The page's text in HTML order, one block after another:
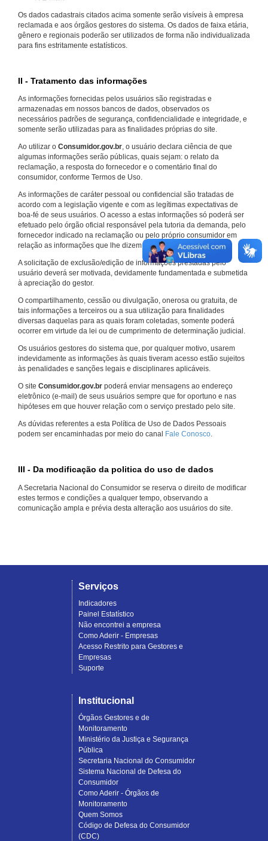
Os dados cadastrais citados acima somente serão visíveis à empresa
reclamada e aos órgãos gestores do sistema. Os dados de faixa etária,
gênero e regionais poderão ser utilizados de forma não individualizada
para fins estritamente estatísticos.
II - Tratamento das informações
As informações fornecidas pelos usuários são registradas e
armazenadas em nossos bancos de dados, observados os
necessários padrões de segurança, confidencialidade e integridade, e
somente serão utilizadas para as finalidades próprias do site.
Ao utilizar o Consumidor.gov.br, o usuário declara ciência de que
algumas informações serão públicas, quais sejam: o relato da
reclamação, a resposta do fornecedor e o comentário final do
consumidor, conforme Termos de Uso.
As informações de caráter pessoal ou confidencial são tratadas de
acordo com a legislação vigente e com as legítimas expectativas de
boa-fé de seus usuários. O acesso a estas informações só poderá ser
efetuado pelo órgão oficial responsável pela tutoria da demanda, pelo
fornecedor indicado na reclamação ou pelo próprio consumidor em
relação as informações que lhe dizem respeito.
A solicitação de exclusão/edição de informações prestadas pelo
usuário deverá ser motivada, devidamente fundamentada e submetida
à apreciação do gestor.
O compartilhamento, cessão ou divulgação, onerosa ou gratuita, de
tais informações a terceiros ou a sua utilização para finalidades
diversas daquelas para as quais foram coletadas, somente poderá
ocorrer em virtude da lei ou de cumprimento de determinação judicial.
Os usuários gestores do sistema que, por qualquer motivo, usarem
indevidamente as informações às quais tiveram acesso estão sujeitos
às penalidades e sanções legais e disciplinares aplicáveis.
O site Consumidor.gov.br poderá enviar mensagens ao endereço
eletrônico (e-mail) de seus usuários sempre que for oportuno e nas
hipóteses em que houver relação com o serviço prestado pelo site.
As dúvidas referentes a esta Política de Uso de Dados Pessoais
podem ser encaminhadas por meio do canal Fale Conosco.
III - Da modificação da politica do uso de dados
A Secretaria Nacional do Consumidor se reserva o direito de modificar
estes termos e condições a qualquer tempo, observando a
comunicação ampla e prévia desta alteração aos usuários do site.
Serviços
Indicadores
Painel Estatístico
Não encontrei a empresa
Como Aderir - Empresas
Acesso Restrito para Gestores e
Empresas
Suporte
Institucional
Órgãos Gestores e de
Monitoramento
Ministério da Justiça e Segurança
Pública
Secretaria Nacional do Consumidor
Sistema Nacional de Defesa do
Consumidor
Como Aderir - Órgãos de
Monitoramento
Quem Somos
Código de Defesa do Consumidor
(CDC)